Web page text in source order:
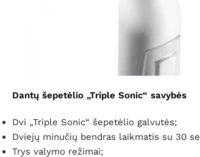
Dantų šepetėlio „Triple Sonic“ savybės
Dvi „Triple Sonic“ šepetėlio galvutės;
Dviejų minučių bendras laikmatis su 30
Trys valymo režimai;